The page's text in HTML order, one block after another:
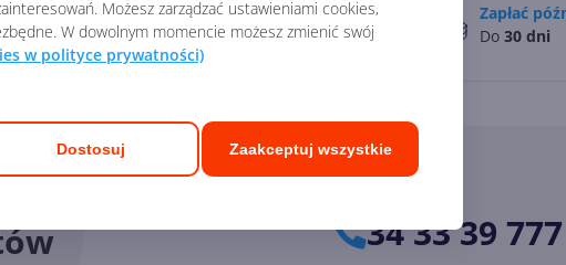
Możesz zarządzać ustawieniami cookies,
W dowolnym momencie możesz zmienić swój
w polityce prywatności)
Dostosuj Zaakceptuj wszystkie
Zapłać
Do 30 dni
34 33 39 777